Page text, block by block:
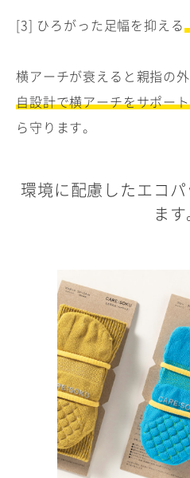
[3] ひろがった足幅を抑える
横アーチが衰えると親指の
自設計で横アーチをサポー
ら守ります。
環境に配慮したエコ
ます